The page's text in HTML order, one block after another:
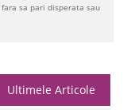
sa pari disperata sau
Ultimele Articole